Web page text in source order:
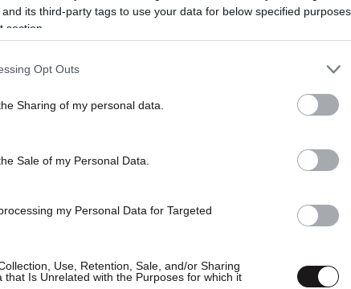
its third-party tags to use your data for below specified purposes
section.
Opt Outs
Sharing of my personal data.
Sale of my Personal Data.
my Personal Data for Targeted
Use, Retention, Sale, and/or Sharing
that Is Unrelated with the Purposes for which it